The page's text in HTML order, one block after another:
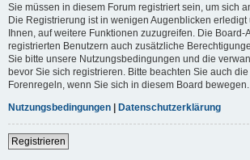
Sie müssen in diesem Forum registriert sein, um sich
Die Registrierung ist in wenigen Augenblicken erledigt
Ihnen, auf weitere Funktionen zuzugreifen. Die Board-
registrierten Benutzern auch zusätzliche
Sie bitte unsere Nutzungsbedingungen und die
bevor Sie sich registrieren. Bitte beachten Sie auch
Forenregeln, wenn Sie sich in diesem Board bewegen.
Nutzungsbedingungen | Datenschutzerklärung
Registrieren